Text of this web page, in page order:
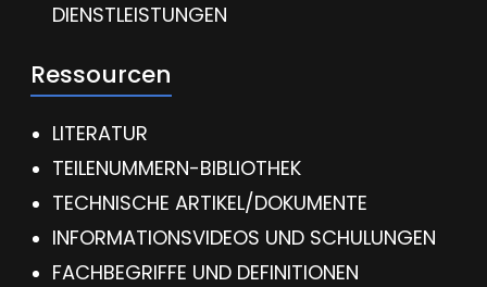
DIENSTLEISTUNGEN
Ressourcen
LITERATUR
TEILENUMMERN-BIBLIOTHEK
TECHNISCHE ARTIKEL/DOKUMENTE
INFORMATIONSVIDEOS UND SCHULUNGEN
FACHBEGRIFFE UND DEFINITIONEN